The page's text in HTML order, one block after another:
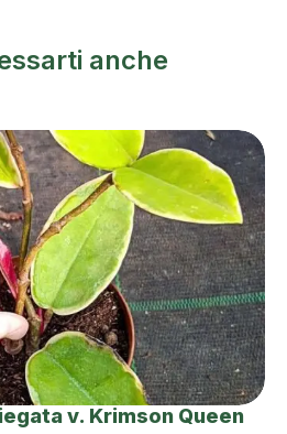
anche
v. Krimson Queen